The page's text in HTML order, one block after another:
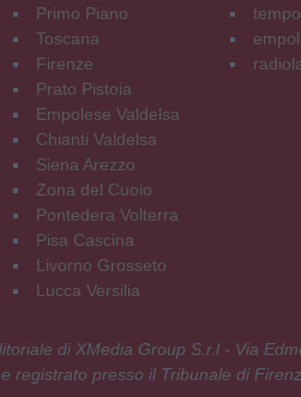
Primo Piano
Toscana
Firenze
Prato Pistoia
Empolese Valdelsa
Chianti Valdelsa
Siena Arezzo
Zona del Cuoio
Pontedera Volterra
Pisa Cascina
Livorno Grosseto
Lucca Versilia
di XMedia Group S.r.l - Via
registrato presso il Tribunale di